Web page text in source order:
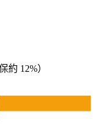
約 12%）